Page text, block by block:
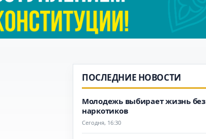
ПОСЛЕДНИЕ НОВОСТИ
Молодежь выбирает жизнь без
наркотиков
Сегодня, 16:30